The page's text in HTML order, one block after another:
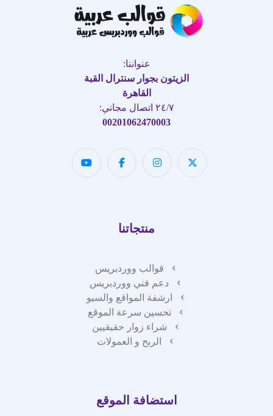
عنواننا:
الزيتون بجوار سنترال القبة
القاهرة
٢٤/٧ اتصال مجاني:
00201062470003
منتجاتنا
قوالب ووردبريس
دعم فني ووردبريس
ارشفة المواقع والسيو
تحسين سرعة الموقع
شراء زوار حقيقيين
الربح و العمولات
استضافة الموقع